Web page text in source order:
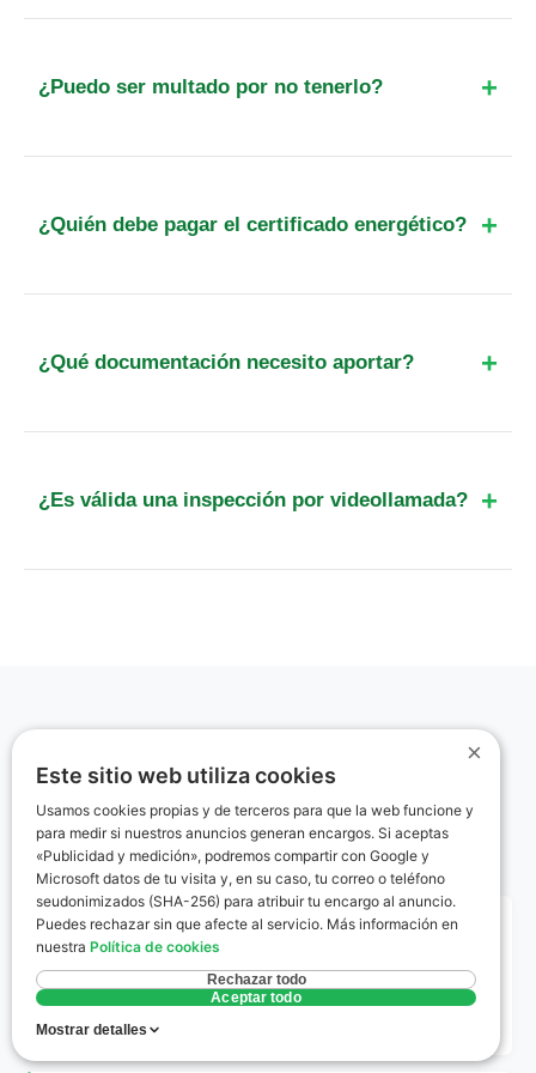
construcciones provisionales.
normativa actual del RD 390/2021.
¿Puedo ser multado por no tenerlo?
exigirán el documento original para elevar a
¿Quién debe pagar el certificado energético?
cumple con la normativa de eficiencia energética
¿Qué documentación necesito aportar?
instalaciones y cerramientos.
¿Es válida una inspección por videollamada?
Términos clave del certificado energético
explicados sin jerga.
Zona Climática D3
Clasificación del Código Técnico de la Edificación
que define a El Carpio como una zona de severidad
climática media en invierno y alta en verano.
×
Este sitio web utiliza cookies
Usamos cookies propias y de terceros para que la web funcione y
para medir si nuestros anuncios generan encargos. Si aceptas
«Publicidad y medición», podremos compartir con Google y
Microsoft datos de tu visita y, en su caso, tu correo o teléfono
seudonimizados (SHA-256) para atribuir tu encargo al anuncio.
Puedes rechazar sin que afecte al servicio. Más información en
nuestra Política de cookies
Rechazar todo
Aceptar todo
Mostrar detalles